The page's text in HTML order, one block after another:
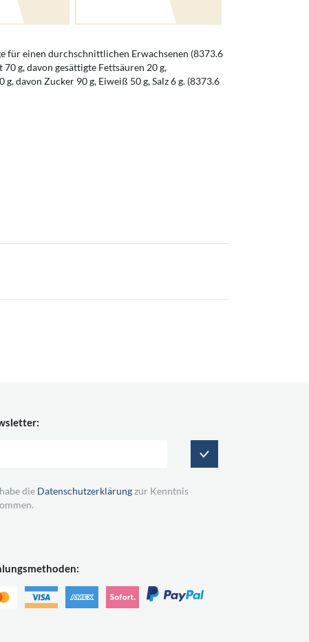
für einen durchschnittlichen Erwachsenen (8373.6
70 g, davon gesättigte Fettsäuren 20 g,
davon Zucker 90 g, Eiweiß 50 g, Salz 6 g. (8373.6
die Datenschutzerklärungzur Kenntnis